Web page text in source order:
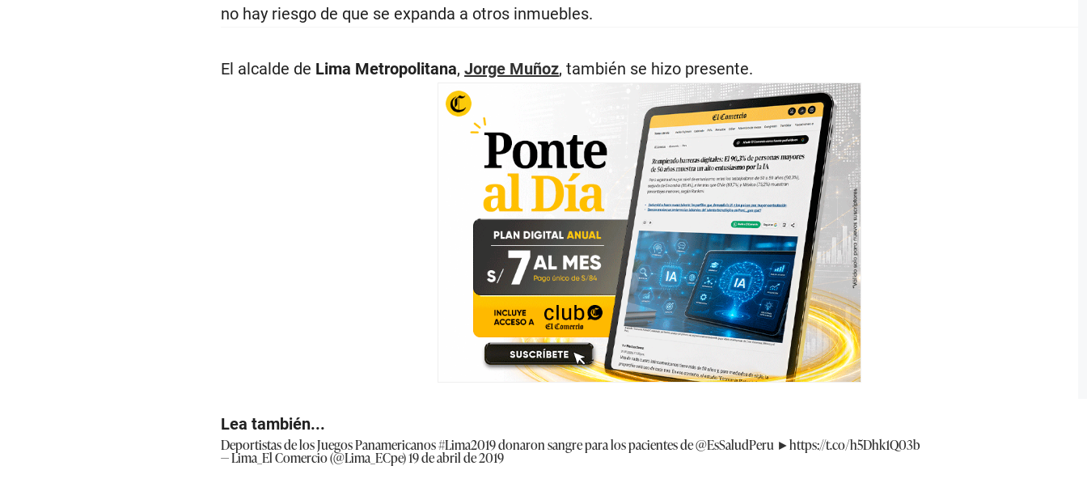
no hay riesgo de que se expanda a otros inmuebles.
El alcalde de Lima Metropolitana,Jorge Muñoz, también se hizo presente.
Lea también...
Deportistas de los Juegos Panamericanos#Lima2019donaron sangre para los pacientes de@EsSaludPeru ►https://t.co/h5Dhk1Q03b
— Lima_El Comercio (@Lima_ECpe)19 de abril de 2019